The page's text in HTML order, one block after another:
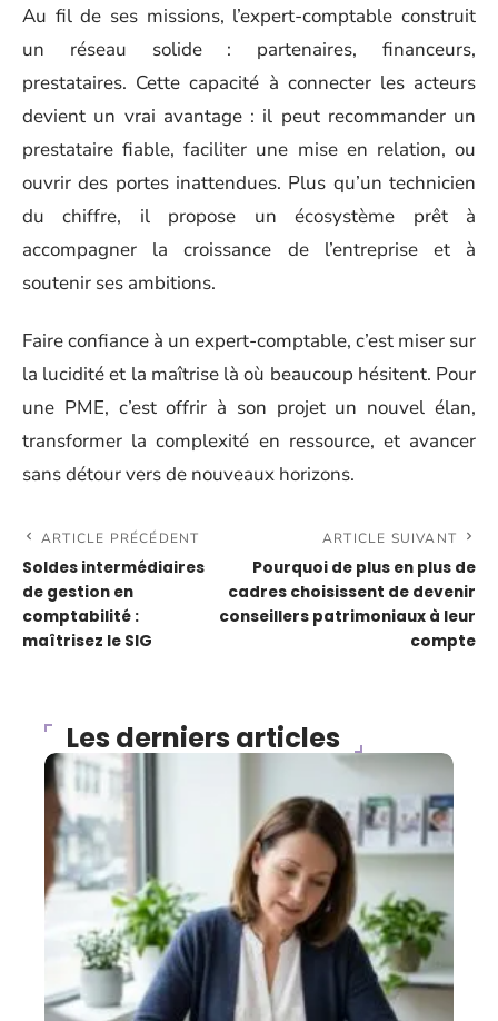
Au fil de ses missions, l’expert-comptable construit
un réseau solide : partenaires, financeurs,
prestataires. Cette capacité à connecter les acteurs
devient un vrai avantage : il peut recommander un
prestataire fiable, faciliter une mise en relation, ou
ouvrir des portes inattendues. Plus qu’un technicien
du chiffre, il propose un écosystème prêt à
accompagner la croissance de l’entreprise et à
soutenir ses ambitions.
Faire confiance à un expert-comptable, c’est miser sur
la lucidité et la maîtrise là où beaucoup hésitent. Pour
une PME, c’est offrir à son projet un nouvel élan,
transformer la complexité en ressource, et avancer
sans détour vers de nouveaux horizons.
ARTICLE PRÉCÉDENT
Soldes intermédiaires
de gestion en
comptabilité :
maîtrisez le SIG
ARTICLE SUIVANT
Pourquoi de plus en plus de
cadres choisissent de devenir
conseillers patrimoniaux à leur
compte
Les derniers articles